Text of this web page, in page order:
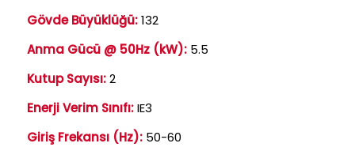
Gövde Büyüklüğü:132
Anma Gücü @ 50Hz (kW): 5.5
Kutup Sayısı:2
Enerji Verim Sınıfı:IE3
Giriş Frekansı (Hz): 50-60